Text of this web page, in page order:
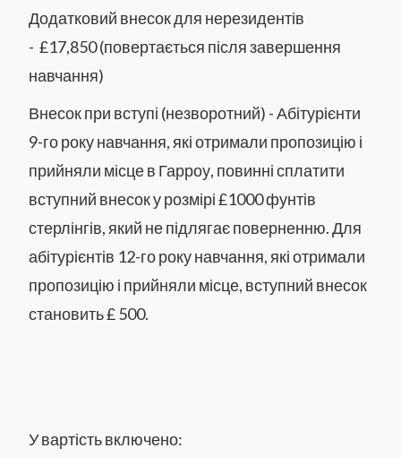
Додатковий внесок для нерезидентів
- £17,850 (повертається після завершення
навчання)
Внесок при вступі (незворотний) - Абітурієнти
9-го року навчання, які отримали пропозицію і
прийняли місце в Гарроу, повинні сплатити
вступний внесок у розмірі £1000 фунтів
стерлінгів, який не підлягає поверненню. Для
абітурієнтів 12-го року навчання, які отримали
пропозицію і прийняли місце, вступний внесок
становить £ 500.
У вартість включено: